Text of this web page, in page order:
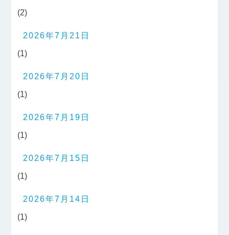
(2)
2026年7月21日
(1)
2026年7月20日
(1)
2026年7月19日
(1)
2026年7月15日
(1)
2026年7月14日
(1)